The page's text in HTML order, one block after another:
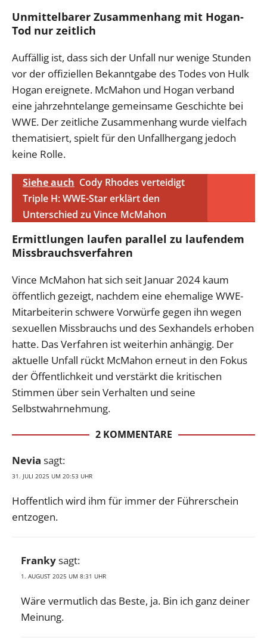
Unmittelbarer Zusammenhang mit Hogan-
Tod nur zeitlich
Auffällig ist, dass sich der Unfall nur wenige Stunden
vor der offiziellen Bekanntgabe des Todes von Hulk
Hogan ereignete. McMahon und Hogan verband
eine jahrzehntelange gemeinsame Geschichte bei
WWE. Der zeitliche Zusammenhang wurde vielfach
thematisiert, spielt für den Unfallhergang jedoch
keine Rolle.
Siehe auch Cody Rhodes verteidigt
Triple H: WWE-Star erklärt den
Unterschied zu Vince McMahon
Ermittlungen laufen parallel zu laufendem
Missbrauchsverfahren
Vince McMahon hat sich seit Januar 2024 kaum
öffentlich gezeigt, nachdem eine ehemalige WWE-
Mitarbeiterin schwere Vorwürfe gegen ihn wegen
sexuellen Missbrauchs und des Sexhandels erhoben
hatte. Das Verfahren ist weiterhin anhängig. Der
aktuelle Unfall rückt McMahon erneut in den Fokus
der Öffentlichkeit und verstärkt die kritischen
Stimmen über sein Verhalten und seine
Selbstwahrnehmung.
2 KOMMENTARE
Nevia sagt:
31. JULI 2025 UM 20:53 UHR
Hoffentlich wird ihm für immer der Führerschein
entzogen.
Frankysagt:
1. AUGUST 2025 UM 8:31 UHR
Wäre vermutlich das Beste, ja. Bin ich ganz deiner
Meinung.